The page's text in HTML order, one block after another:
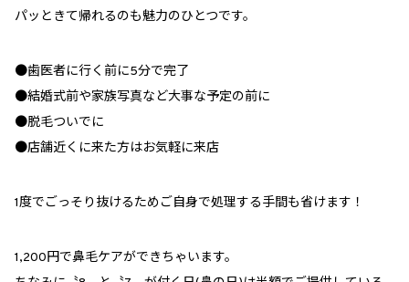
パッときて帰れるのも魅力のひとつです。
●歯医者に行く前に5分で完了
●結婚式前や家族写真など大事な予定の前に
●脱毛ついでに
●店舗近くに来た方はお気軽に来店
1度でごっそり抜けるためご自身で処理する手間も省けます！
1,200円で鼻毛ケアができちゃいます。